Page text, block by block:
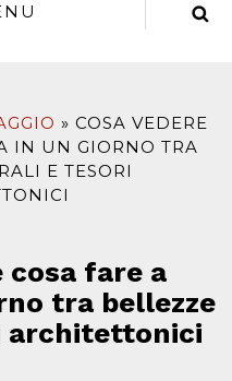
COSA VEDERE
IN UN GIORNO TRA
E TESORI
cosa fare a
tra bellezze
architettonici